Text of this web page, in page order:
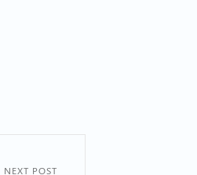
NEXT POST